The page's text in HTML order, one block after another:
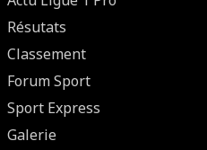
Résutats
Classement
Forum Sport
Sport Express
Galerie